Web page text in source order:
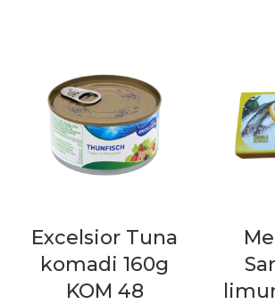
Excelsior Tuna
komadi 160g
KOM 48